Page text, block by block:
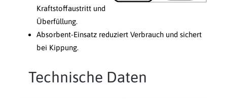
Kraftstoffaustritt und
Überfüllung.
Absorbent-Einsatz reduziert Verbrauch und sichert
bei Kippung.
Technische Daten